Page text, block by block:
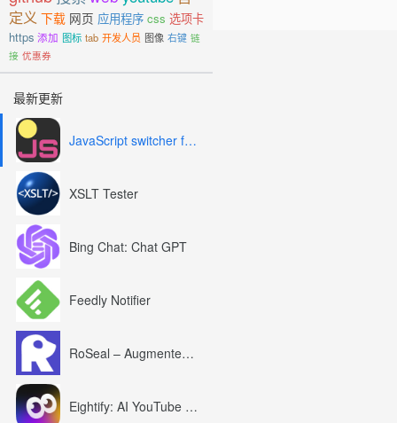
定义 下载 网页 应用程序 css 选项卡
https 添加 图标 tab 开发人员 图像 右键 链
接 优惠券
最新更新
JavaScript switcher for SEO and development
XSLT Tester
Bing Chat: Chat GPT
Feedly Notifier
RoSeal – Augmented Roblox Experience
Eightify: AI YouTube Summary with ChatGPT